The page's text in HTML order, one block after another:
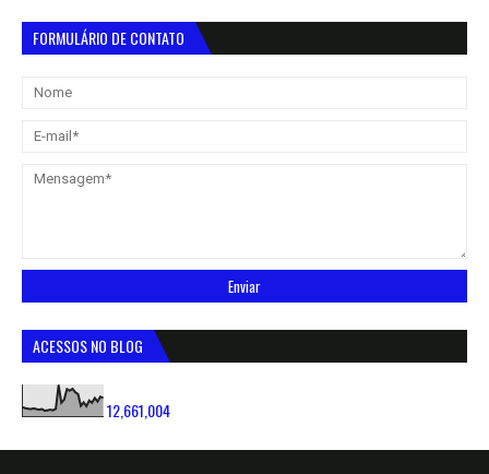
FORMULÁRIO DE CONTATO
ACESSOS NO BLOG
12,661,004